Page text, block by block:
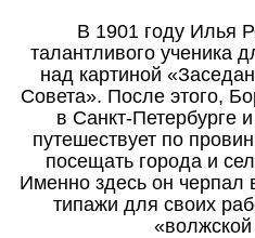
В 1901 году Илья
талантливого ученика
над картиной
Совета». После этого,
в Санкт-Петербурге
путешествует по
посещать города и
Именно здесь он черпал
типажи для своих